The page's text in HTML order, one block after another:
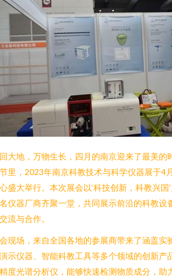
大地，万物生长，四月的南京迎来了最美的
里，2023年南京科教技术与科学仪器展于4
盛大举行。本次展会以‘科技创新，科教兴
仪器厂商齐聚一堂，共同展示前沿的科教设
流与合作。
现场，来自全国各地的参展商带来了涵盖实
示仪器、智能科教工具等多个领域的创新产
度光谱分析仪，能够快速检测物质成分，助